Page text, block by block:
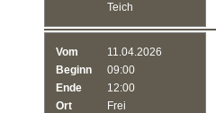
Teich
Vom
11.04.2026
Beginn
09:00
Ende
12:00
Ort
Frei